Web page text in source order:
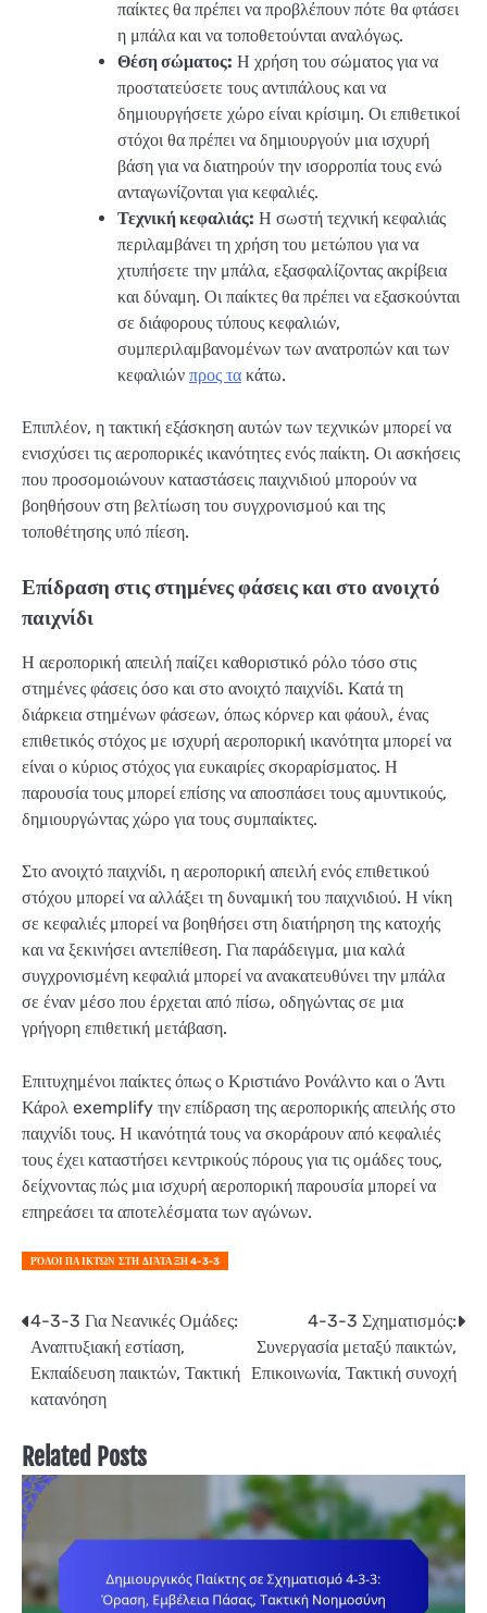
παίκτες θα πρέπει να προβλέπουν πότε θα φτάσει
η μπάλα και να τοποθετούνται αναλόγως.
Θέση σώματος: Η χρήση του σώματος για να
προστατεύσετε τους αντιπάλους και να
δημιουργήσετε χώρο είναι κρίσιμη. Οι επιθετικοί
στόχοι θα πρέπει να δημιουργούν μια ισχυρή
βάση για να διατηρούν την ισορροπία τους ενώ
ανταγωνίζονται για κεφαλιές.
Τεχνική κεφαλιάς: Η σωστή τεχνική κεφαλιάς
περιλαμβάνει τη χρήση του μετώπου για να
χτυπήσετε την μπάλα, εξασφαλίζοντας ακρίβεια
και δύναμη. Οι παίκτες θα πρέπει να εξασκούνται
σε διάφορους τύπους κεφαλιών,
συμπεριλαμβανομένων των ανατροπών και των
κεφαλιών προς τα κάτω.
Επιπλέον, η τακτική εξάσκηση αυτών των τεχνικών μπορεί να
ενισχύσει τις αεροπορικές ικανότητες ενός παίκτη. Οι ασκήσεις
που προσομοιώνουν καταστάσεις παιχνιδιού μπορούν να
βοηθήσουν στη βελτίωση του συγχρονισμού και της
τοποθέτησης υπό πίεση.
Επίδραση στις στημένες φάσεις και στο ανοιχτό
παιχνίδι
Η αεροπορική απειλή παίζει καθοριστικό ρόλο τόσο στις
στημένες φάσεις όσο και στο ανοιχτό παιχνίδι. Κατά τη
διάρκεια στημένων φάσεων, όπως κόρνερ και φάουλ, ένας
επιθετικός στόχος με ισχυρή αεροπορική ικανότητα μπορεί να
είναι ο κύριος στόχος για ευκαιρίες σκοραρίσματος. Η
παρουσία τους μπορεί επίσης να αποσπάσει τους αμυντικούς,
δημιουργώντας χώρο για τους συμπαίκτες.
Στο ανοιχτό παιχνίδι, η αεροπορική απειλή ενός επιθετικού
στόχου μπορεί να αλλάξει τη δυναμική του παιχνιδιού. Η νίκη
σε κεφαλιές μπορεί να βοηθήσει στη διατήρηση της κατοχής
και να ξεκινήσει αντεπίθεση. Για παράδειγμα, μια καλά
συγχρονισμένη κεφαλιά μπορεί να ανακατευθύνει την μπάλα
σε έναν μέσο που έρχεται από πίσω, οδηγώντας σε μια
γρήγορη επιθετική μετάβαση.
Επιτυχημένοι παίκτες όπως ο Κριστιάνο Ρονάλντο και ο Άντι
Κάρολ exemplify την επίδραση της αεροπορικής απειλής στο
παιχνίδι τους. Η ικανότητά τους να σκοράρουν από κεφαλιές
τους έχει καταστήσει κεντρικούς πόρους για τις ομάδες τους,
δείχνοντας πώς μια ισχυρή αεροπορική παρουσία μπορεί να
επηρεάσει τα αποτελέσματα των αγώνων.
ΡΌΛΟΙ ΠΑΙΚΤΏΝ ΣΤΗ ΔΙΆΤΑΞΗ 4-3-3
Post
navigation
4-3-3 Για Νεανικές Ομάδες:
Αναπτυξιακή εστίαση,
Εκπαίδευση παικτών, Τακτική
κατανόηση
4-3-3 Σχηματισμός:
Συνεργασία μεταξύ παικτών,
Επικοινωνία, Τακτική συνοχή
Related Posts